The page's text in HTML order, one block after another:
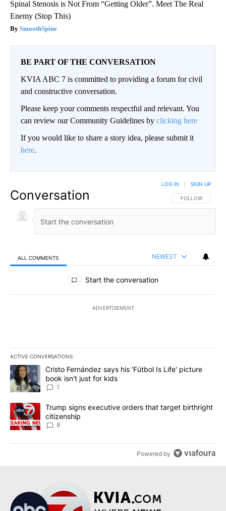
Spinal Stenosis is Not From “Getting Older”. Meet The Real
Enemy (Stop This)
SmoothSpine
BE PART OF THE CONVERSATION
KVIA ABC 7 is committed to providing a forum for civil
and constructive conversation.
Please keep your comments respectful and relevant. You
can review our Community Guidelines by clicking here
If you would like to share a story idea, please submit it
here.
Conversation FOLLOW THIS
FOLLOW
LOG IN SIGN UP
ALL COMMENTS NEWEST
All Comments
Start the conversation
ADVERTISEMENT
ACTIVE CONVERSATIONS
The following is a list of the most commented articles in the last
A trending article titled "Cristo Fernández says his 'Fútbol Is
Cristo Fernández says his 'Fútbol Is Life' picture
book isn't just for kids
1
A trending article titled "Trump signs executive orders that
Trump signs executive orders that target birthright
citizenship
8
Powered by